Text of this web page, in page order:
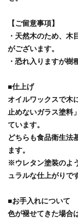
【ご留意事項】
・天然木のため、木
がございます。
・恐れ入りますが樹
■仕上げ
オイルワックスで木
止めないガラス塗料
ています。
どちらも食品衛生法
ます。
※ウレタン塗装のよ
ュラルな仕上がりで
■お手入れについて
色が褪せてきた場合